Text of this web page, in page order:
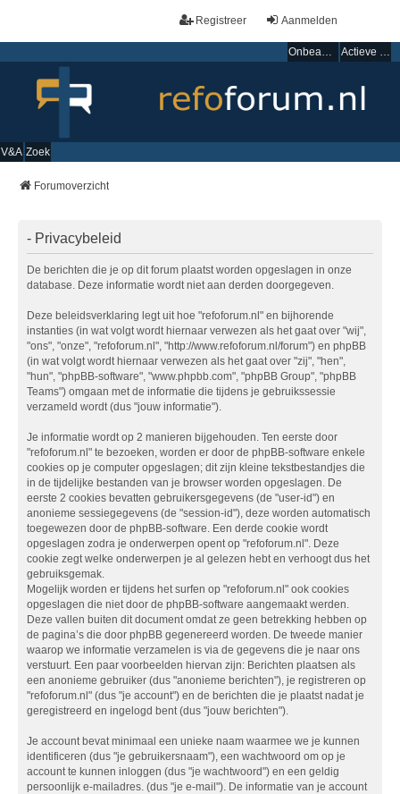
Aanmelden
Registreer
Onbeantwoorde onderwerpen Actieve onderwerpen
V&A Zoek
Forumoverzicht
- Privacybeleid
De berichten die je op dit forum plaatst worden opgeslagen in onze
database. Deze informatie wordt niet aan derden doorgegeven.
Deze beleidsverklaring legt uit hoe "refoforum.nl" en bijhorende
instanties (in wat volgt wordt hiernaar verwezen als het gaat over "wij",
"ons", "onze", "refoforum.nl", "http://www.refoforum.nl/forum") en phpBB
(in wat volgt wordt hiernaar verwezen als het gaat over "zij", "hen",
"hun", "phpBB-software", "www.phpbb.com", "phpBB Group", "phpBB
Teams") omgaan met de informatie die tijdens je gebruikssessie
verzameld wordt (dus "jouw informatie").
Je informatie wordt op 2 manieren bijgehouden. Ten eerste door
"refoforum.nl" te bezoeken, worden er door de phpBB-software enkele
cookies op je computer opgeslagen; dit zijn kleine tekstbestandjes die
in de tijdelijke bestanden van je browser worden opgeslagen. De
eerste 2 cookies bevatten gebruikersgegevens (de "user-id") en
anonieme sessiegegevens (de "session-id"), deze worden automatisch
toegewezen door de phpBB-software. Een derde cookie wordt
opgeslagen zodra je onderwerpen opent op "refoforum.nl". Deze
cookie zegt welke onderwerpen je al gelezen hebt en verhoogt dus het
gebruiksgemak.
Mogelijk worden er tijdens het surfen op "refoforum.nl" ook cookies
opgeslagen die niet door de phpBB-software aangemaakt werden.
Deze vallen buiten dit document omdat ze geen betrekking hebben op
de pagina’s die door phpBB gegenereerd worden. De tweede manier
waarop we informatie verzamelen is via de gegevens die je naar ons
verstuurt. Een paar voorbeelden hiervan zijn: Berichten plaatsen als
een anonieme gebruiker (dus "anonieme berichten"), je registreren op
"refoforum.nl" (dus "je account") en de berichten die je plaatst nadat je
geregistreerd en ingelogd bent (dus "jouw berichten").
Je account bevat minimaal een unieke naam waarmee we je kunnen
identificeren (dus "je gebruikersnaam"), een wachtwoord om op je
account te kunnen inloggen (dus "je wachtwoord") en een geldig
persoonlijk e-mailadres. (dus "je e-mail"). De informatie van je account